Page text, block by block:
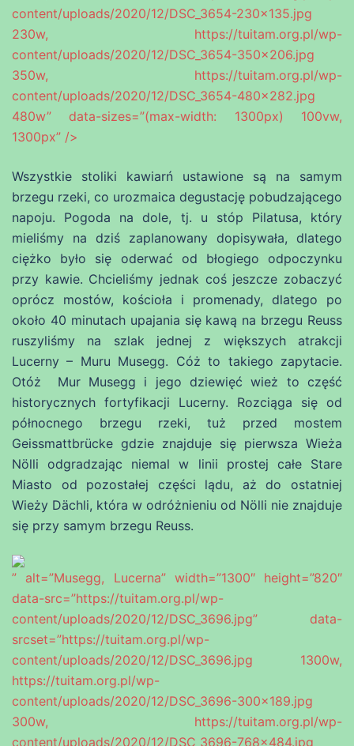
content/uploads/2020/12/DSC_3654-230×135.jpg
230w, https://tuitam.org.pl/wp-
content/uploads/2020/12/DSC_3654-350×206.jpg
350w, https://tuitam.org.pl/wp-
content/uploads/2020/12/DSC_3654-480×282.jpg
480w” data-sizes=”(max-width: 1300px) 100vw,
1300px” />
Wszystkie stoliki kawiarń ustawione są na samym
brzegu rzeki, co urozmaica degustację pobudzającego
napoju. Pogoda na dole, tj. u stóp Pilatusa, który
mieliśmy na dziś zaplanowany dopisywała, dlatego
ciężko było się oderwać od błogiego odpoczynku
przy kawie. Chcieliśmy jednak coś jeszcze zobaczyć
oprócz mostów, kościoła i promenady, dlatego po
około 40 minutach upajania się kawą na brzegu Reuss
ruszyliśmy na szlak jednej z większych atrakcji
Lucerny – Muru Musegg. Cóż to takiego zapytacie.
Otóż Mur Musegg i jego dziewięć wież to część
historycznych fortyfikacji Lucerny. Rozciąga się od
północnego brzegu rzeki, tuż przed mostem
Geissmattbrücke gdzie znajduje się pierwsza Wieża
Nölli odgradzając niemal w linii prostej całe Stare
Miasto od pozostałej części lądu, aż do ostatniej
Wieży Dächli, która w odróżnieniu od Nölli nie znajduje
się przy samym brzegu Reuss.
” alt=”Musegg, Lucerna” width=”1300″ height=”820″
data-src=”https://tuitam.org.pl/wp-
content/uploads/2020/12/DSC_3696.jpg” data-
srcset=”https://tuitam.org.pl/wp-
content/uploads/2020/12/DSC_3696.jpg 1300w,
https://tuitam.org.pl/wp-
content/uploads/2020/12/DSC_3696-300×189.jpg
300w, https://tuitam.org.pl/wp-
content/uploads/2020/12/DSC_3696-768×484.jpg